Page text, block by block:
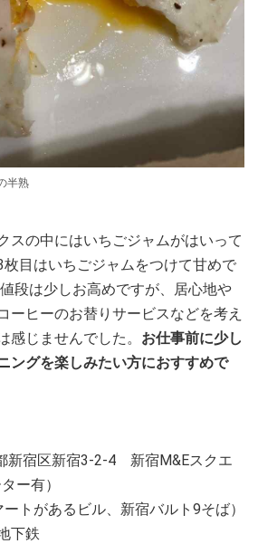
半熟
スの中にはいちごジャムがはいって
目はいちごジャムをつけて甘めで
段は少しお高めですが、居心地や
ーヒーのお替りサービスなどを考え
感じませんでした。 お仕事前に少し
ングを楽しみたい方におすすめで
宿区新宿3-2-4 新宿M&Eスクエ
ー有）
ートがあるビル、新宿バルト9そば）
下鉄